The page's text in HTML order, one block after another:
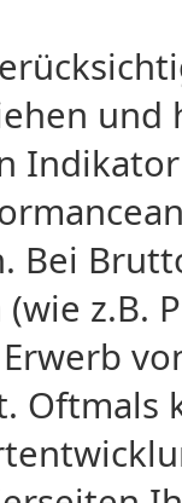
Bei
z.B.
Oftmals